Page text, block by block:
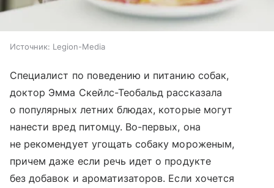
Источник: Legion-Media
Специалист по поведению и питанию собак,
доктор Эмма Скейлс-Теобальд рассказала
о популярных летних блюдах, которые могут
нанести вред питомцу. Во-первых, она
не рекомендует угощать собаку мороженым,
причем даже если речь идет о продукте
без добавок и ароматизаторов. Если хочется